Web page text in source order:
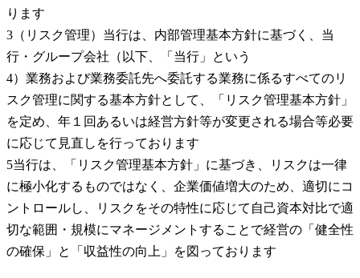
ります
3 （リスク管理）当行は、内部管理基本方針に基づく、当
行・グループ会社（以下、「当行」という
4）業務および業務委託先へ委託する業務に係るすべてのリ
スク管理に関する基本方針として、「リスク管理基本方針」
を定め、年１回あるいは経営方針等が変更される場合等必要
に応じて見直しを行っております
5当行は、「リスク管理基本方針」に基づき、リスクは一律
に極小化するものではなく、企業価値増大のため、適切にコ
ントロールし、リスクをその特性に応じて自己資本対比で適
切な範囲・規模にマネージメントすることで経営の「健全性
の確保」と「収益性の向上」を図っております